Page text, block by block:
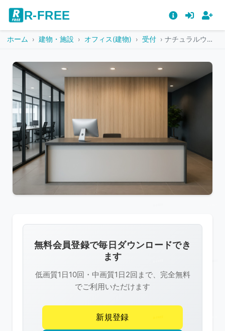
R-FREE
ホーム 建物・施設 オフィス(建物) 受付 ナチュラルウッドと黒のアクセントが特徴のオフィス受付
像
は
R-
FREE
作
無料会員登録で毎日ダウンロードでき
ます
低画質1日10回・中画質1日2回まで、完全無料
でご利用いただけます
新規登録